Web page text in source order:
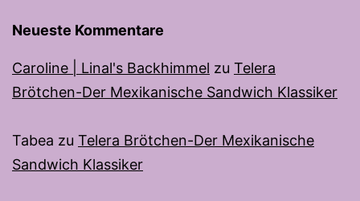
Neueste Kommentare
Caroline | Linal's Backhimmel zu Telera
Brötchen-Der Mexikanische Sandwich Klassiker
Tabea zu Telera Brötchen-Der Mexikanische
Sandwich Klassiker